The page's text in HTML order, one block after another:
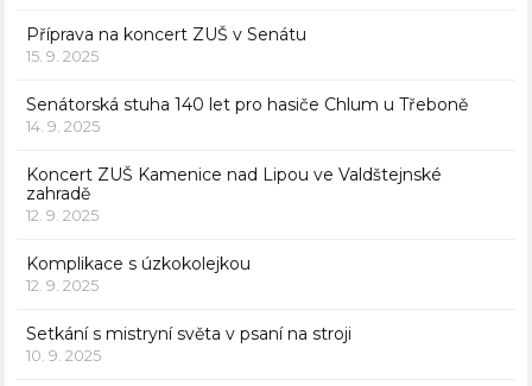
Příprava na koncert ZUŠ v Senátu
15. 9. 2025
Senátorská stuha 140 let pro hasiče Chlum u Třeboně
14. 9. 2025
Koncert ZUŠ Kamenice nad Lipou ve Valdštejnské
zahradě
12. 9. 2025
Komplikace s úzkokolejkou
12. 9. 2025
Setkání s mistryní světa v psaní na stroji
10. 9. 2025